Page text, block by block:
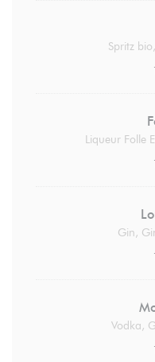
Spritz
Liqueur Folle
Gin,
Vodka,